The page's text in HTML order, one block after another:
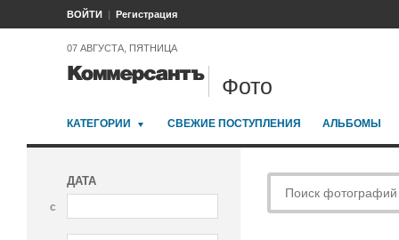
ВОЙТИ Регистрация
07 АВГУСТА, ПЯТНИЦА
Фото
КАТЕГОРИИ СВЕЖИЕ ПОСТУПЛЕНИЯ АЛЬБОМЫ
ДАТА
с